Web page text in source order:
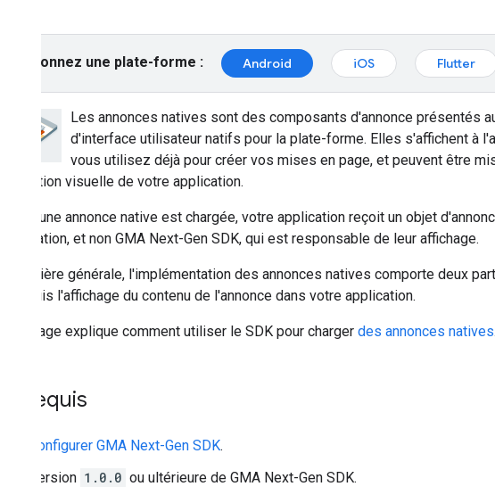
Sélectionnez une plate-forme : Android iOS Flutter
Les annonces natives sont des composants d'annonce présentés
d'interface utilisateur natifs pour la plate-forme. Elles s'affichent à
vous utilisez déjà pour créer vos mises en page, et peuvent être
conception visuelle de votre application.
Lorsqu'une annonce native est chargée, votre application reçoit un objet
l'application, et non GMA Next-Gen SDK, qui est responsable de leur affichage.
De manière générale, l'implémentation des annonces natives comporte deux
SDK, puis l'affichage du contenu de l'annonce dans votre application.
Cette page explique comment utiliser le SDK pour charger des annonces natives.
Prérequis
Configurer GMA Next-Gen SDK.
Version 1.0.0 ou ultérieure de GMA Next-Gen SDK.